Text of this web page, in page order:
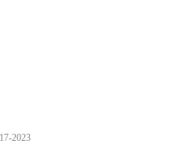
2023